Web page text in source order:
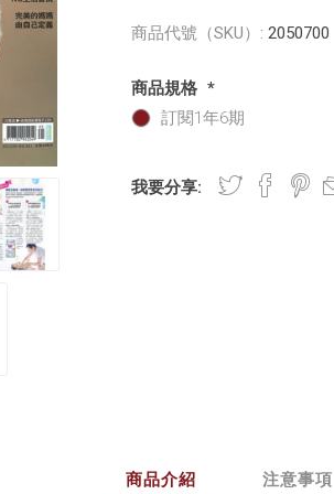
商品代號（SKU）: 2050700
商品規格 *
訂閱1年6期
我要分享:
商品介紹 注意事項